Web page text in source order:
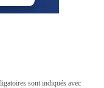
sont indiqués avec